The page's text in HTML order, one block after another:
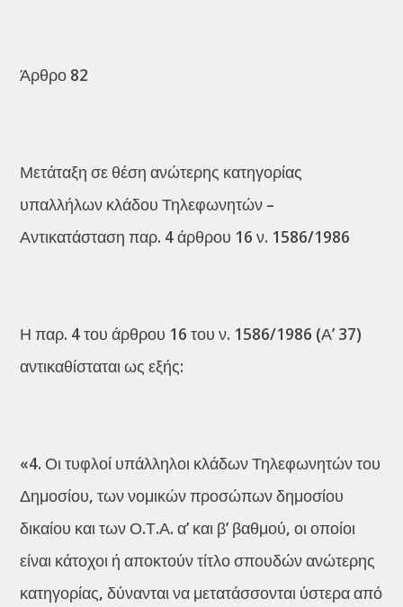
Άρθρο 82
Μετάταξη σε θέση ανώτερης κατηγορίας
υπαλλήλων κλάδου Τηλεφωνητών –
Αντικατάσταση παρ. 4 άρθρου 16 ν. 1586/1986
Η παρ. 4 του άρθρου 16 του ν. 1586/1986 (Α’ 37)
αντικαθίσταται ως εξής:
«4. Οι τυφλοί υπάλληλοι κλάδων Τηλεφωνητών του
Δημοσίου, των νομικών προσώπων δημοσίου
δικαίου και των Ο.Τ.Α. α’ και β’ βαθμού, οι οποίοι
είναι κάτοχοι ή αποκτούν τίτλο σπουδών ανώτερης
κατηγορίας, δύνανται να μετατάσσονται ύστερα από